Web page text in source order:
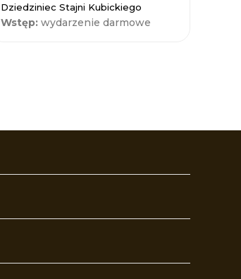
Dziedziniec Stajni Kubickiego
Wstęp: wydarzenie darmowe